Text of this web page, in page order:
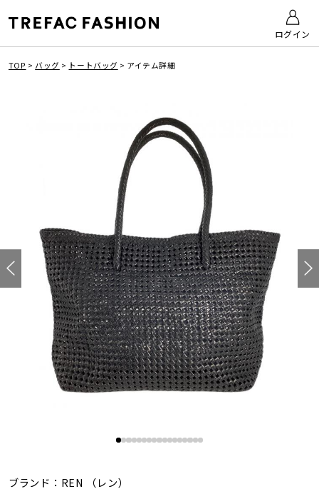
ログイン
TOP >バッグ > トートバッグ > アイテム詳細
ブランド： REN （レン）